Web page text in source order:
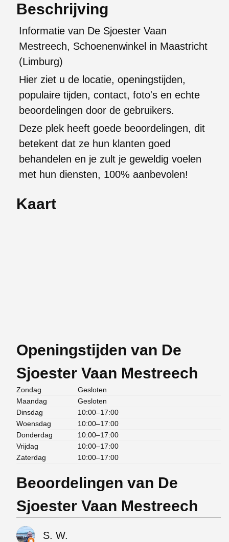
Beschrijving
Informatie van De Sjoester Vaan
Mestreech, Schoenenwinkel in Maastricht
(Limburg)
Hier ziet u de locatie, openingstijden,
populaire tijden, contact, foto's en echte
beoordelingen door de gebruikers.
Deze plek heeft goede beoordelingen, dit
betekent dat ze hun klanten goed
behandelen en je zult je geweldig voelen
met hun diensten, 100% aanbevolen!
Kaart
Openingstijden van De
Sjoester Vaan Mestreech
Zondag
Gesloten
Maandag
Gesloten
Dinsdag
10:00–17:00
Woensdag
10:00–17:00
Donderdag
10:00–17:00
Vrijdag
10:00–17:00
Zaterdag
10:00–17:00
Beoordelingen van De
Sjoester Vaan Mestreech
S. W.